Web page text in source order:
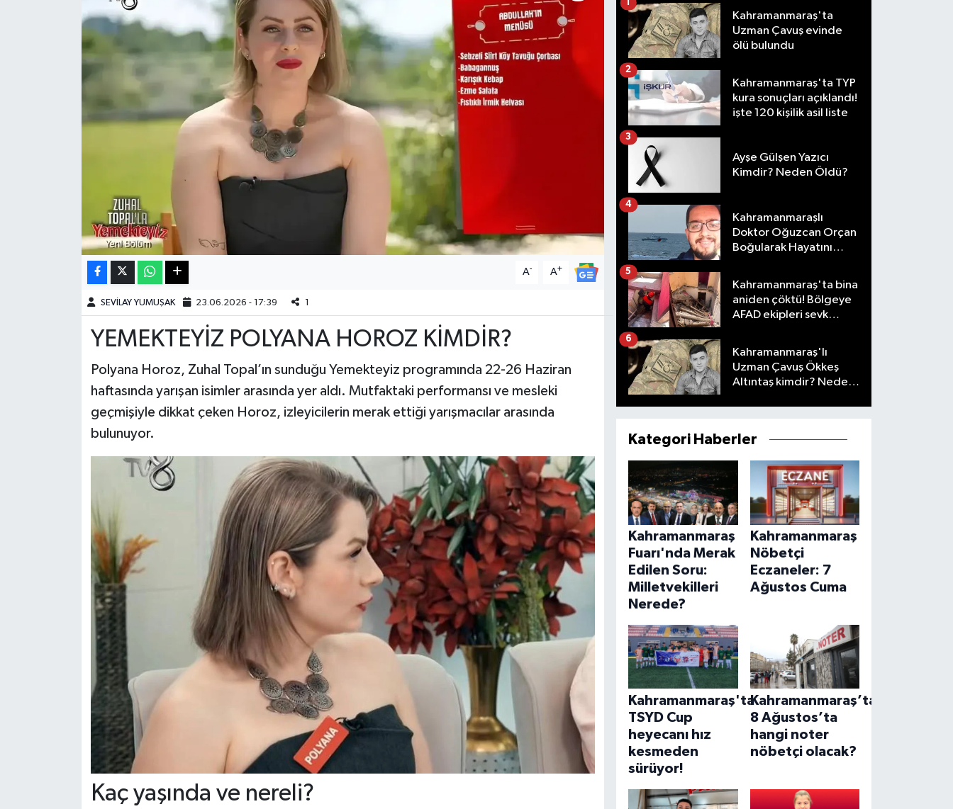
A- A+
SEVİLAY YUMUŞAK 23.06.2026 - 17:39 1
YEMEKTEYİZ POLYANA HOROZ KİMDİR?
Polyana Horoz, Zuhal Topal’ın sunduğu Yemekteyiz programında 22-26 Haziran
haftasında yarışan isimler arasında yer aldı. Mutfaktaki performansı ve mesleki
geçmişiyle dikkat çeken Horoz, izleyicilerin merak ettiği yarışmacılar arasında
bulunuyor.
Kaç yaşında ve nereli?
Kahramanmaraş'ta
Uzman Çavuş evinde
ölü bulundu
1
Kahramanmaraş'ta TYP
kura sonuçları açıklandı!
işte 120 kişilik asil liste
2
Ayşe Gülşen Yazıcı
Kimdir? Neden Öldü?
3
Kahramanmaraşlı
Doktor Oğuzcan Orçan
Boğularak Hayatını
4
Kahramanmaraş'ta bina
aniden çöktü! Bölgeye
AFAD ekipleri sevk
5
Kahramanmaraş'lı
Uzman Çavuş Ökkeş
Altıntaş kimdir? Neden
6
Kategori Haberler
Kahramanmaraş
Fuarı'nda Merak
Edilen Soru:
Milletvekilleri
Nerede?
Kahramanmaraş
Nöbetçi
Eczaneler: 7
Ağustos Cuma
Kahramanmaraş'ta
TSYD Cup
heyecanı hız
kesmeden
sürüyor!
Kahramanmaraş’ta
8 Ağustos’ta
hangi noter
nöbetçi olacak?
Haberde İnsan
Kültür Sanat
SürManşet
KAHRAMANMARAŞ